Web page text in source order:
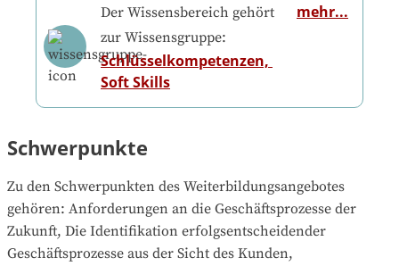
Der Wissensbereich gehört
zur Wissensgruppe:
Schlüsselkompetenzen,
Soft Skills
mehr...
Schwerpunkte
Zu den Schwerpunkten des Weiterbildungsangebotes
gehören: Anforderungen an die Geschäftsprozesse der
Zukunft, Die Identifikation erfolgsentscheidender
Geschäftsprozesse aus der Sicht des Kunden,